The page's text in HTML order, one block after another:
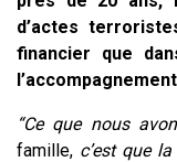
d’actes
financier que
“Ce que nous
famille, c’est que